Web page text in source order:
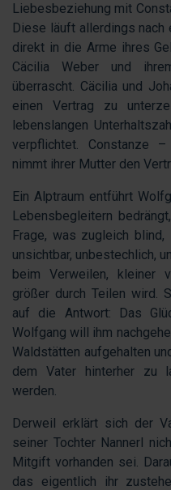
Liebesbeziehung mit
Diese läuft allerdings nach
direkt in die Arme ihres
Cäcilia Weber und
überrascht. Cäcilia und
einen Vertrag zu
lebenslangen
verpflichtet. Constanze
nimmt ihrer Mutter den
Ein Alptraum entführt
Lebensbegleitern
Frage, was zugleich blind,
unsichtbar, unbestechlich,
beim Verweilen, kleiner
größer durch Teilen wird.
auf die Antwort: Das
Wolfgang will ihm
Waldstätten aufgehalten
dem Vater hinterher zu
werden.
Derweil erklärt sich der
seiner Tochter Nannerl
Mitgift vorhanden sei.
das eigentlich ihr